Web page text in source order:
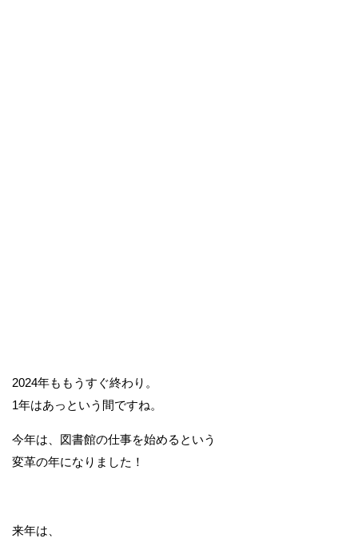
2024年ももうすぐ終わり。
1年はあっという間ですね。
今年は、図書館の仕事を始めるという
変革の年になりました！
来年は、